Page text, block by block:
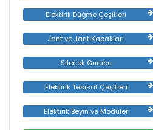
Elektirik Düğme Çeşitleri
Jant ve Jant Kapakları.
Silecek Gurubu
Elektirik Tesisat Çeşitleri
Elektirik Beyin ve Modüler